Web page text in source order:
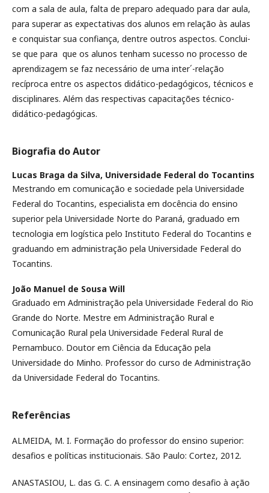
com a sala de aula, falta de preparo adequado para dar aula,
para superar as expectativas dos alunos em relação às aulas
e conquistar sua confiança, dentre outros aspectos. Conclui-
se que para que os alunos tenham sucesso no processo de
aprendizagem se faz necessário de uma inter´-relação
recíproca entre os aspectos didático-pedagógicos, técnicos e
disciplinares. Além das respectivas capacitações técnico-
didático-pedagógicas.
Biografia do Autor
Lucas Braga da Silva, Universidade Federal do Tocantins
Mestrando em comunicação e sociedade pela Universidade
Federal do Tocantins, especialista em docência do ensino
superior pela Universidade Norte do Paraná, graduado em
tecnologia em logística pelo Instituto Federal do Tocantins e
graduando em administração pela Universidade Federal do
Tocantins.
João Manuel de Sousa Will
Graduado em Administração pela Universidade Federal do Rio
Grande do Norte. Mestre em Administração Rural e
Comunicação Rural pela Universidade Federal Rural de
Pernambuco. Doutor em Ciência da Educação pela
Universidade do Minho. Professor do curso de Administração
da Universidade Federal do Tocantins.
Referências
ALMEIDA, M. I. Formação do professor do ensino superior:
desafios e políticas institucionais. São Paulo: Cortez, 2012.
ANASTASIOU, L. das G. C. A ensinagem como desafio à ação